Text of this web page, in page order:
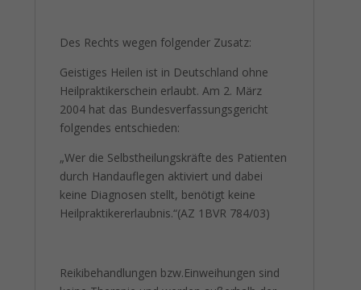
Des Rechts wegen folgender Zusatz:
Geistiges Heilen ist in Deutschland ohne
Heilpraktikerschein erlaubt. Am 2. März
2004 hat das Bundesverfassungsgericht
folgendes entschieden:
„Wer die Selbstheilungskräfte des Patienten
durch Handauflegen aktiviert und dabei
keine Diagnosen stellt, benötigt keine
Heilpraktikererlaubnis.“(AZ 1BVR 784/03)
Reikibehandlungen bzw.Einweihungen sind